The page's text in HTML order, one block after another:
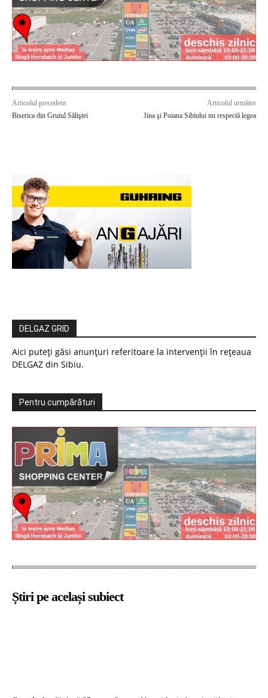
Articolul precedent
Biserica din Gruiul Săliştei
Articolul următor
Jina şi Poiana Sibiului nu respectă legea
DELGAZ GRID
Aici puteți găsi anunțuri referitoare la intervenții în rețeaua
DELGAZ din Sibiu.
Pentru cumpărături
Știri pe același subiect